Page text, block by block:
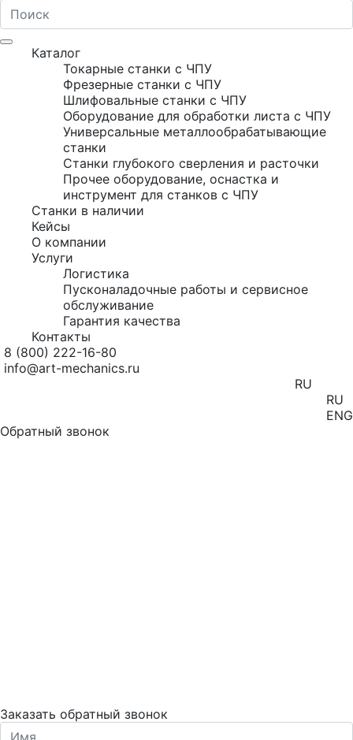
Каталог
Токарные станки с ЧПУ
Фрезерные станки с ЧПУ
Шлифовальные станки с ЧПУ
Оборудование для обработки листа с ЧПУ
Универсальные металлообрабатывающие
станки
Станки глубокого сверления и расточки
Прочее оборудование, оснастка и
инструмент для станков с ЧПУ
Станки в наличии
Кейсы
О компании
Услуги
Логистика
Пусконаладочные работы и сервисное
обслуживание
Гарантия качества
Контакты
8 (800) 222-16-80
info@art-mechanics.ru
RU
RU
ENG
Обратный звонок
Заказать обратный звонок